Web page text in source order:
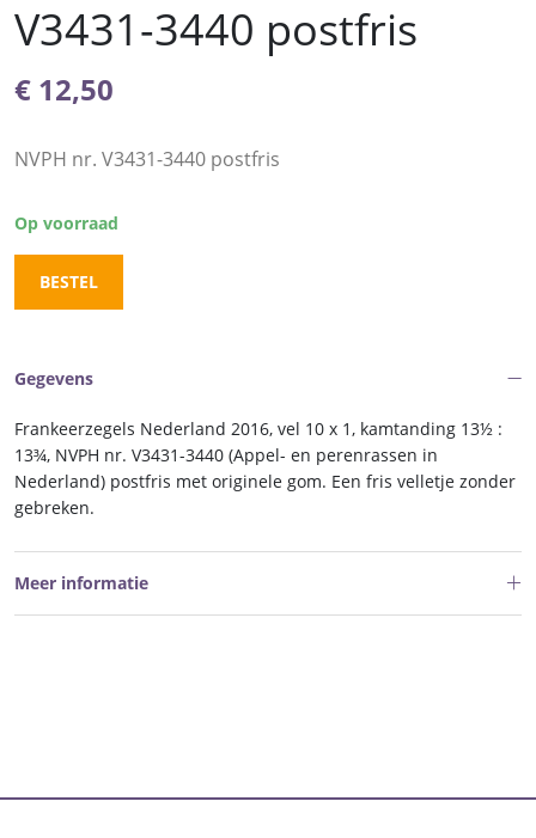
V3431-3440 postfris
€ 12,50
NVPH nr. V3431-3440 postfris
Op voorraad
BESTEL
Gegevens
Frankeerzegels Nederland 2016, vel 10 x 1, kamtanding 13½ :
13¾, NVPH nr. V3431-3440 (Appel- en perenrassen in
Nederland) postfris met originele gom. Een fris velletje zonder
gebreken.
Meer informatie